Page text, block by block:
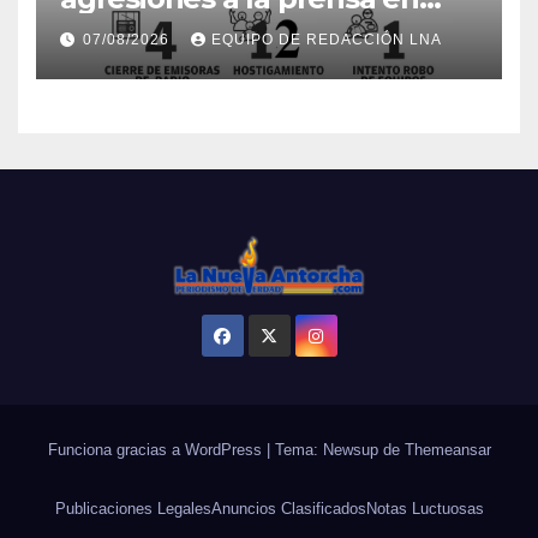
2026
07/08/2026 EQUIPO DE REDACCIÓN LNA
Funciona gracias a WordPress Tema: Newsup de Themeansar
Publicaciones LegalesAnuncios Clasificados Notas Luctuosas